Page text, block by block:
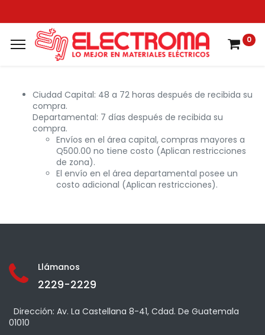
0
Ciudad Capital: 48 a 72 horas después de recibida su
compra.
Departamental: 7 días después de recibida su
compra.
Envíos en el área capital, compras mayores a
Q500.00 no tiene costo (Aplican restricciones
de zona).
El envío en el área departamental posee un
costo adicional (Aplican restricciones).
Llámanos
2229-2229
Dirección: Av. La Castellana 8-41, Cdad. De Guatemala
01010